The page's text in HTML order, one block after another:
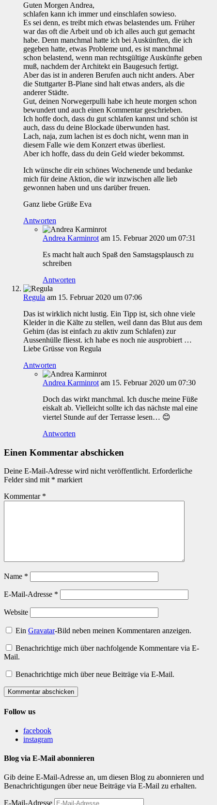
Guten Morgen Andrea,
schlafen kann ich immer und einschlafen sowieso.
Es sei denn, es treibt mich etwas belastendes um. Früher
war das oft die Arbeit und ob ich alles auch gut gemacht
habe. Denn manchmal hatte ich bei Auskünften, die ich
gegeben hatte, etwas Probleme und, es ist manchmal
schon belastend, wenn man rechtsgültige Auskünfte geben
muß, nachdem der Architekt ein Baugesuch fertigt.
Aber das ist in anderen Berufen auch nicht anders. Aber
die Stuttgarter B-Plane sind halt etwas anders, als die
anderer Städte.
Gut, deinen Norwegerpulli habe ich heute morgen schon
bewundert und auch einen Kommentar geschrieben.
Ich hoffe doch, dass du gut schlafen kannst und schön ist
auch, dass du deine Blockade überwunden hast.
Lach, naja, zum lachen ist es doch nicht, wenn man in
diesem Falle wie dem Konzert etwas überliest.
Aber ich hoffe, dass du dein Geld wieder bekommst.
Ich wünsche dir ein schönes Wochenende und bedanke
mich für deine Aktion, die wir inzwischen alle lieb
gewonnen haben und uns darüber freuen.
Ganz liebe Grüße Eva
Antworten
Andrea Karminrot am 15. Februar 2020 um 07:31
Es macht halt auch Spaß den Samstagsplausch zu
schreiben
Antworten
Regula am 15. Februar 2020 um 07:06
Das ist wirklich nicht lustig. Ein Tipp ist, sich ohne viele
Kleider in die Kälte zu stellen, weil dann das Blut aus dem
Gehirn (das ist einfach zu aktiv zum Schlafen) zur
Aussenhülle fliesst. ich habe es noch nie ausprobiert …
Liebe Grüsse von Regula
Antworten
Andrea Karminrot am 15. Februar 2020 um 07:30
Doch das wirkt manchmal. Ich dusche meine Füße
eiskalt ab. Vielleicht sollte ich das nächste mal eine
viertel Stunde auf der Terrasse lesen… 😊
Antworten
Einen Kommentar abschicken
Deine E-Mail-Adresse wird nicht veröffentlicht. Erforderliche
Felder sind mit * markiert
Kommentar *
Name *
E-Mail-Adresse *
Website
EinGravatar-Bild neben meinen Kommentaren anzeigen.
Benachrichtige mich über nachfolgende Kommentare via E-
Mail.
Benachrichtige mich über neue Beiträge via E-Mail.
Kommentar abschicken
Follow us
facebook
instagram
Blog via E-Mail abonnieren
Gib deine E-Mail-Adresse an, um diesen Blog zu abonnieren und
Benachrichtigungen über neue Beiträge via E-Mail zu erhalten.
E-Mail-Adresse